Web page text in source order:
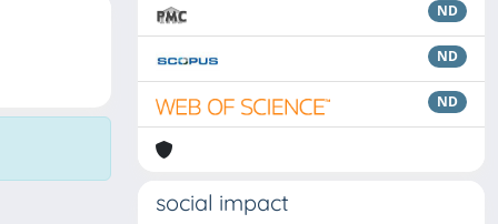
ND
ND
ND
social impact